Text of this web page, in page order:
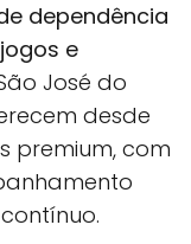
dependência
e
José do
desde
premium, com